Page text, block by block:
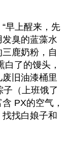
早上醒来，先
臭的蓝藻水
鹿奶粉，自
了的馒头，
旧油漆桶里
子（上班饿了
PX的空气，
找白娘子和